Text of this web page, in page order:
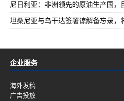
尼日利亚：非洲领先的原油生产国，
坦桑尼亚与乌干达签署谅解备忘录，
企业服务
海外发稿
广告投放